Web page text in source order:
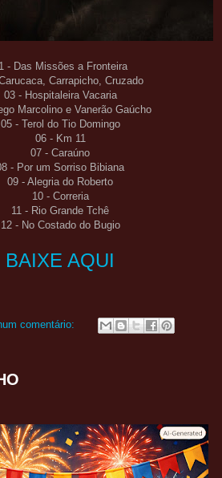
- Das Missões a Fronteira
Carrapicho, Cruzado
03 - Hospitaleira Vacaria
Marcolino e Vanerão Gaúcho
05 - Terol do Tio Domingo
06 - Km 11
07 - Caraúno
- Por um Sorriso Bibiana
09 - Alegria do Roberto
10 - Correria
11 - Rio Grande Tchê
12 - No Costado do Bugio
BAIXE AQUI
comentário: